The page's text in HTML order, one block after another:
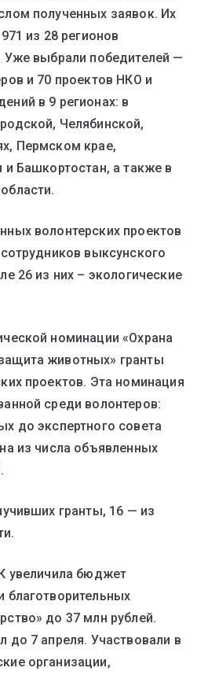
полученных заявок. Их
из 28 регионов
Уже выбрали победителей —
и 70 проектов НКО и
в 9 регионах: в
Челябинской,
Пермском крае,
и Башкортостан, а также в
волонтерских проектов
выксунского
26 из них – экологические
номинации «Охрана
животных» гранты
проектов. Эта номинация
среди волонтеров:
до экспертного совета
из числа объявленных
гранты, 16 — из
увеличила бюджет
благотворительных
до 37 млн рублей.
до 7 апреля. Участвовали в
организации,